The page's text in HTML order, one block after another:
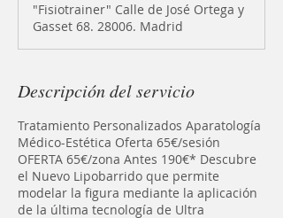
"Fisiotrainer" Calle de José Ortega y
Gasset 68. 28006. Madrid
Descripción del servicio
Tratamiento Personalizados Aparatología
Médico-Estética Oferta 65€/sesión
OFERTA 65€/zona Antes 190€* Descubre
el Nuevo Lipobarrido que permite
modelar la figura mediante la aplicación
de la última tecnología de Ultra